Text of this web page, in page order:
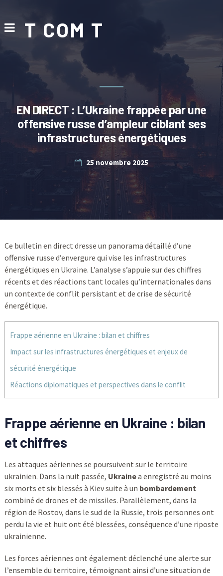
T COM T
EN DIRECT : L’Ukraine frappée par une
offensive russe d’ampleur ciblant ses
infrastructures énergétiques
25 novembre 2025
Ce bulletin en direct dresse un panorama détaillé d’une
offensive russe d’envergure qui vise les infrastructures
énergétiques en Ukraine. L’analyse s’appuie sur des chiffres
récents et des réactions tant locales qu’internationales dans
un contexte de conflit persistant et de crise de sécurité
énergétique.
Frappe aérienne en Ukraine : bilan et chiffres
Impact sur les infrastructures énergétiques et enjeux de
sécurité énergétique
Réactions diplomatiques et perspectives dans le conflit
Frappe aérienne en Ukraine : bilan
et chiffres
Les attaques aériennes se poursuivent sur le territoire
ukrainien. Dans la nuit passée, Ukrainea enregistré au moins
six morts et six blessés à Kiev suite à un bombardement
combiné de drones et de missiles. Parallèlement, dans la
région de Rostov, dans le sud de la Russie, trois personnes ont
perdu la vie et huit ont été blessées, conséquence d’une riposte
ukrainienne.
Les forces aériennes ont également déclenché une alerte sur
l’ensemble du territoire, témoignant ainsi d’une situation de